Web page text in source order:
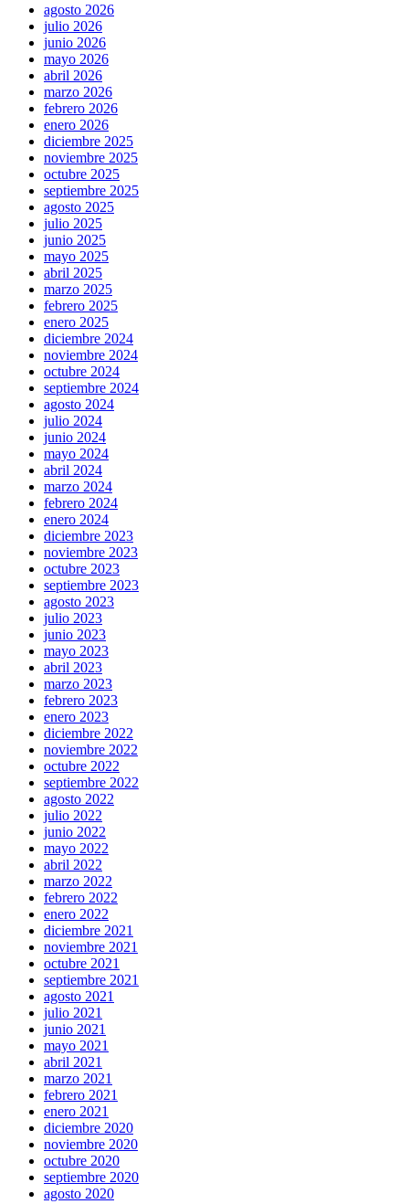
agosto 2026
julio 2026
junio 2026
mayo 2026
abril 2026
marzo 2026
febrero 2026
enero 2026
diciembre 2025
noviembre 2025
octubre 2025
septiembre 2025
agosto 2025
julio 2025
junio 2025
mayo 2025
abril 2025
marzo 2025
febrero 2025
enero 2025
diciembre 2024
noviembre 2024
octubre 2024
septiembre 2024
agosto 2024
julio 2024
junio 2024
mayo 2024
abril 2024
marzo 2024
febrero 2024
enero 2024
diciembre 2023
noviembre 2023
octubre 2023
septiembre 2023
agosto 2023
julio 2023
junio 2023
mayo 2023
abril 2023
marzo 2023
febrero 2023
enero 2023
diciembre 2022
noviembre 2022
octubre 2022
septiembre 2022
agosto 2022
julio 2022
junio 2022
mayo 2022
abril 2022
marzo 2022
febrero 2022
enero 2022
diciembre 2021
noviembre 2021
octubre 2021
septiembre 2021
agosto 2021
julio 2021
junio 2021
mayo 2021
abril 2021
marzo 2021
febrero 2021
enero 2021
diciembre 2020
noviembre 2020
octubre 2020
septiembre 2020
agosto 2020